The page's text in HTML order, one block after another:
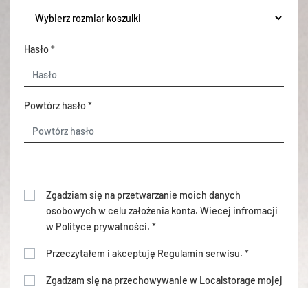
Hasło *
Powtórz hasło *
Zgadziam się na przetwarzanie moich danych
osobowych w celu założenia konta. Wiecej infromacji
w Polityce prywatności. *
Przeczytałem i akceptuję Regulamin serwisu. *
Zgadzam się na przechowywanie w Localstorage mojej